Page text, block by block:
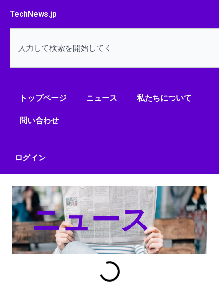
TechNews.jp
トップページ ニュース 私たちについて
問い合わせ
ログイン
ニュース